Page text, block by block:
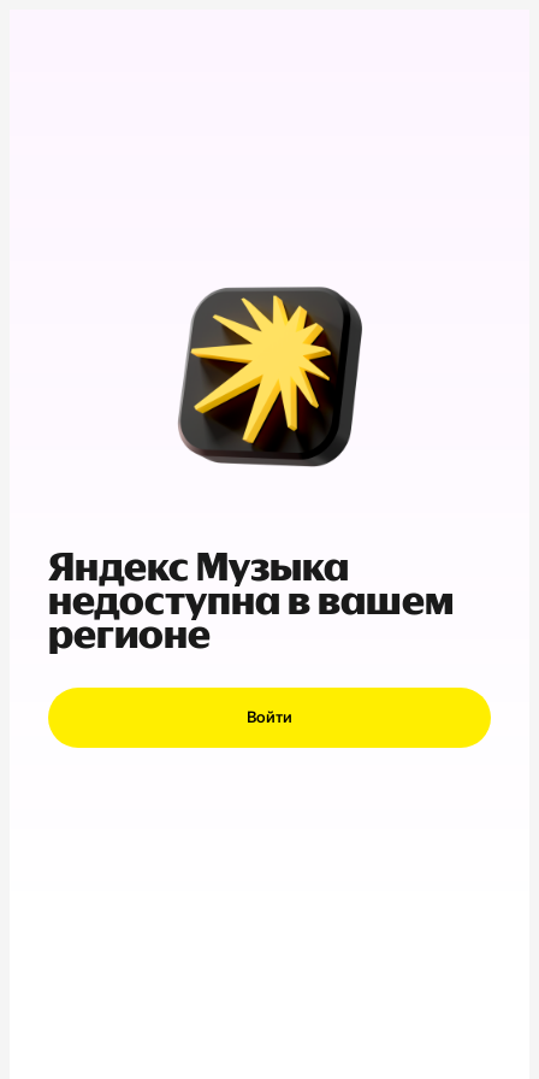
Яндекс Музыка
недоступна в вашем
регионе
Войти